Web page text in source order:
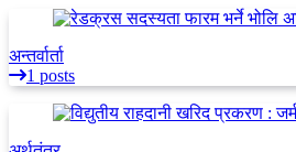
अन्तर्वार्ता
1 posts